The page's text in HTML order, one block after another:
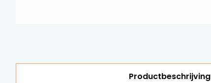
Productbeschrijving